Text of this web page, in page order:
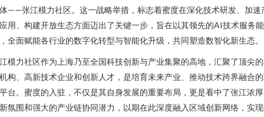
——张江模力社区。这一战略举措，标志着蜜度在深化技术研发、加速
用、构建开放生态方面迈出了关键一步，旨在以其领先的AI技术服务能
全面赋能各行业的数字化转型与智能化升级，共同塑造数智化新生态。
模力社区作为上海乃至全国科技创新与产业集聚的高地，汇聚了顶尖
构、高新技术企业和创新人才，是培育未来产业、推动技术跨界融合
台。蜜度的入驻，不仅是其自身发展的重要布局，更是看中了张江浓
氛围和强大的产业链协同潜力，以期在此深度融入区域创新网络，实